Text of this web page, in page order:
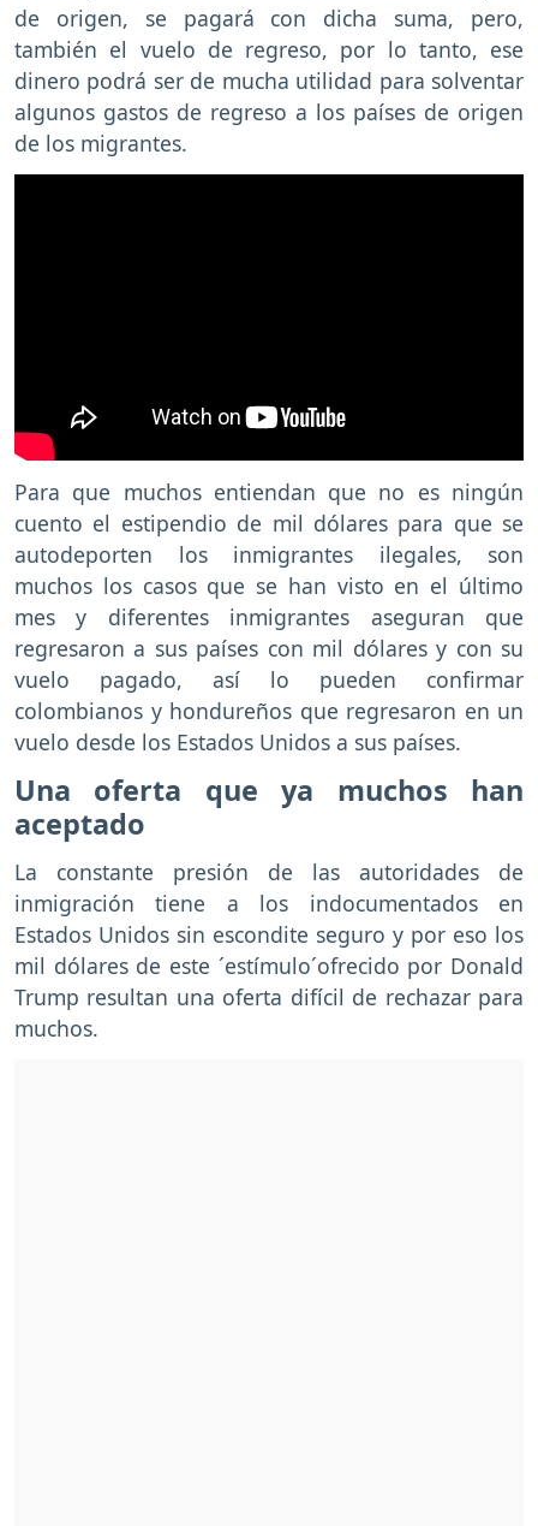
de origen, se pagará con dicha suma, pero,
también el vuelo de regreso, por lo tanto, ese
dinero podrá ser de mucha utilidad para solventar
algunos gastos de regreso a los países de origen
de los migrantes.
Para que muchos entiendan que no es ningún
cuento el estipendio de mil dólares para que se
autodeporten los inmigrantes ilegales, son
muchos los casos que se han visto en el último
mes y diferentes inmigrantes aseguran que
regresaron a sus países con mil dólares y con su
vuelo pagado, así lo pueden confirmar
colombianos y hondureños que regresaron en un
vuelo desde los Estados Unidos a sus países.
Una oferta que ya muchos han
aceptado
La constante presión de las autoridades de
inmigración tiene a los indocumentados en
Estados Unidos sin escondite seguro y por eso los
mil dólares de este ´estímulo´ofrecido por Donald
Trump resultan una oferta difícil de rechazar para
muchos.